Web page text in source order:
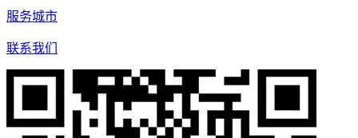
服务城市
联系我们